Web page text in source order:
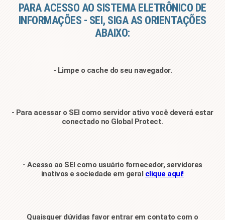
PARA ACESSO AO SISTEMA ELETRÔNICO DE
INFORMAÇÕES - SEI, SIGA AS ORIENTAÇÕES
ABAIXO:
- Limpe o cache do seu navegador.
- Para acessar o SEI como servidor ativo você deverá estar
conectado no Global Protect.
- Acesso ao SEI como usuário fornecedor, servidores
inativos e sociedade em geral clique aqui!
Quaisquer dúvidas favor entrar em contato com o